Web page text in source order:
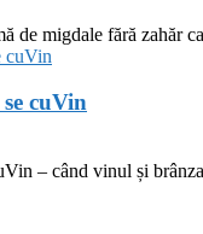
de migdale fără zahăr
cuVin
– când vinul și